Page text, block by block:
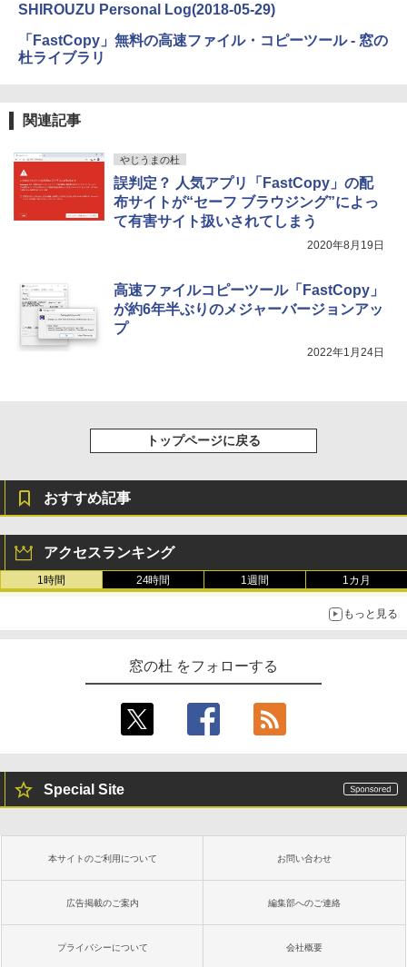
SHIROUZU Personal Log(2018-05-29)
「FastCopy」無料の高速ファイル・コピーツール - 窓の
杜ライブラリ
関連記事
やじうまの杜
誤判定？ 人気アプリ「FastCopy」の配
布サイトが“セーフ ブラウジング”によっ
て有害サイト扱いされてしまう
2020年8月19日
高速ファイルコピーツール「FastCopy」
が約6年半ぶりのメジャーバージョンアッ
プ
2022年1月24日
トップページに戻る
おすすめ記事
アクセスランキング
1時間 24時間 1週間 1カ月
もっと見る
窓の杜 をフォローする
Special Site
本サイトのご利用について お問い合わせ
広告掲載のご案内 編集部へのご連絡
プライバシーについて 会社概要